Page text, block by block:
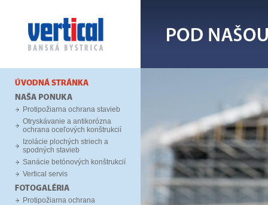
Protipožiarna ochrana stavieb
Otryskávanie a antikorózna
ochrana oceľových konštrukcií
Izolácie plochých striech a
spodných stavieb
Sanácie betónových konštrukcií
Vertical servis
Protipožiarna ochrana